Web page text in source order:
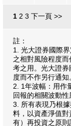
1 2 3 下一頁 >>
註：
1. 光大證券國際
之相對風險程度
考之用。光大證
度而不作另行通知
2. 1年波幅：用作
回報的相關波動性
3. 所有表現乃根
料，以資產淨值
有）再投資之原